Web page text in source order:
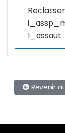
I_assaut
Revenir